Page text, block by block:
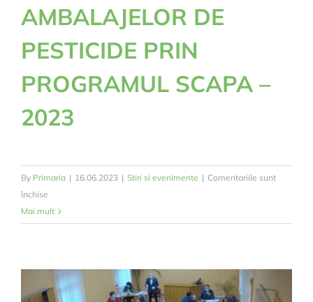
AMBALAJELOR DE
PESTICIDE PRIN
PROGRAMUL SCAPA –
2023
By Primaria | 16.06.2023 | Stiri si evenimente | Comentariile sunt
închise
INFORMARE
PRIVIND
COLECTARE
Mai mult